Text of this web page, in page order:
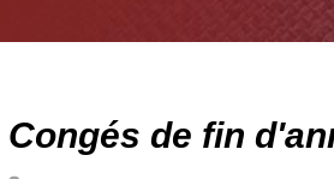
Congés de fin